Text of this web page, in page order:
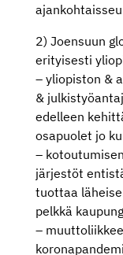
2) Joensuun
erityisesti
– yliopiston &
&
edelleen
osapuolet jo
–
järjestöt
tuottaa
pelkkä
–